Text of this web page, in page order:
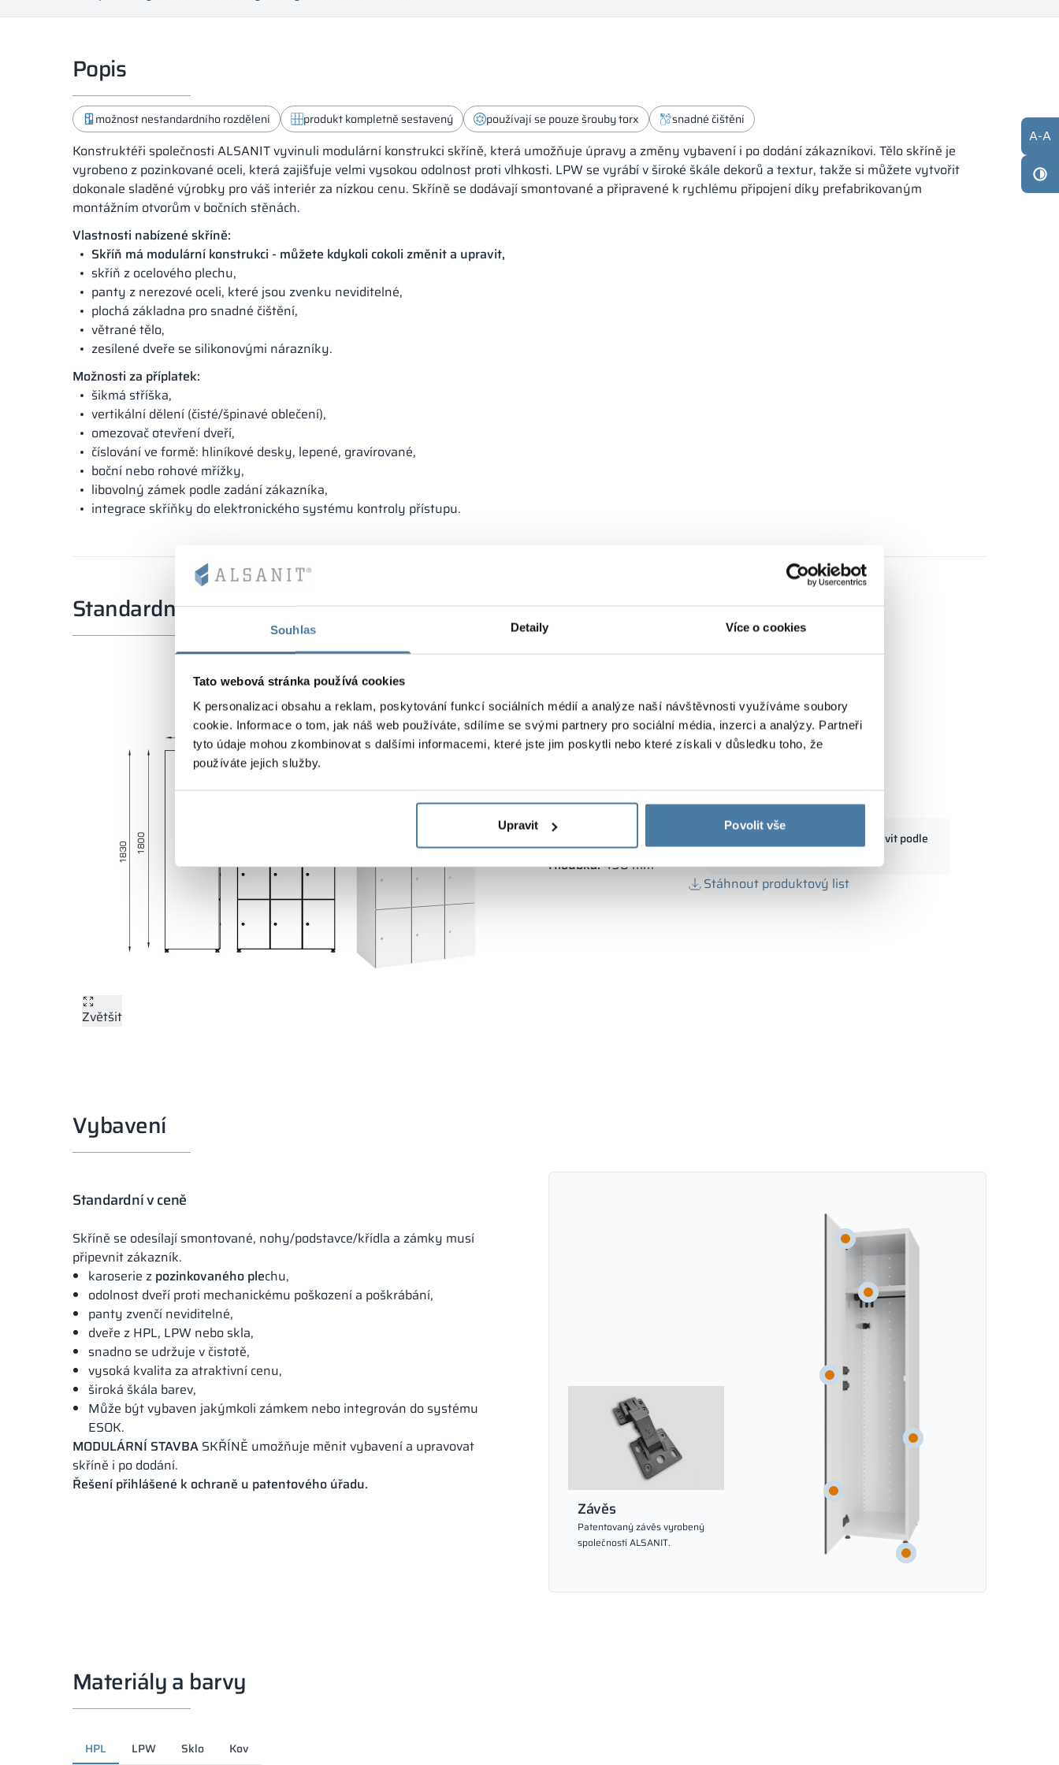
Souhlas Detaily Více o cookies
Tato webová stránka používá cookies
K personalizaci obsahu a reklam, poskytování funkcí sociálních médií a analýze naší návštěvnosti využíváme soubory
cookie. Informace o tom, jak náš web používáte, sdílíme se svými partnery pro sociální média, inzerci a analýzy. Partneři
tyto údaje mohou zkombinovat s dalšími informacemi, které jste jim poskytli nebo které získali v důsledku toho, že
používáte jejich služby.
Upravit Povolit vše
Popis
možnost nestandardního rozdělení produkt kompletně sestavený používají se pouze šrouby torx snadné čištění
Konstruktéři společnosti ALSANIT vyvinuli modulární konstrukci skříně, která umožňuje úpravy a změny vybavení i po dodání zákazníkovi. Tělo skříně je
vyrobeno z pozinkované oceli, která zajišťuje velmi vysokou odolnost proti vlhkosti. LPW se vyrábí v široké škále dekorů a textur, takže si můžete vytvořit
dokonale sladěné výrobky pro váš interiér za nízkou cenu. Skříně se dodávají smontované a připravené k rychlému připojení díky prefabrikovaným
montážním otvorům v bočních stěnách.
Vlastnosti nabízené skříně:
Skříň má modulární konstrukci - můžete kdykoli cokoli změnit a upravit,
skříň z ocelového plechu,
panty z nerezové oceli, které jsou zvenku neviditelné,
plochá základna pro snadné čištění,
větrané tělo,
zesílené dveře se silikonovými nárazníky.
Možnosti za příplatek:
šikmá stříška,
vertikální dělení (čisté/špinavé oblečení),
omezovač otevření dveří,
číslování ve formě: hliníkové desky, lepené, gravírované,
boční nebo rohové mřížky,
libovolný zámek podle zadání zákazníka,
integrace skříňky do elektronického systému kontroly přístupu.
Standardní rozměry
Zvětšit
Modulární kovová skříňka s LPW 900/1800 - 18334
Výška skříně:
Vertikální šířka: 3×300 mm
Hloubka:490 mm
Standardní rozměry lze upravit podle
Stáhnout produktový list
Vybavení
Standardní v ceně
Skříně se odesílají smontované, nohy/podstavce/křídla a zámky musí
připevnit zákazník.
karoserie z pozinkovaného plechu,
odolnost dveří proti mechanickému poškození a poškrábání,
panty zvenčí neviditelné,
dveře z HPL, LPW nebo skla,
snadno se udržuje v čistotě,
vysoká kvalita za atraktivní cenu,
široká škála barev,
Může být vybaven jakýmkoli zámkem nebo integrován do systému
ESOK.
MODULÁRNÍ STAVBA SKŘÍNĚ umožňuje měnit vybavení a upravovat
skříně i po dodání.
Řešení přihlášené k ochraně u patentového úřadu.
Závěs
Patentovaný závěs vyrobený
společností ALSANIT.
Materiály a barvy
HPL LPW Sklo Kov
A-A